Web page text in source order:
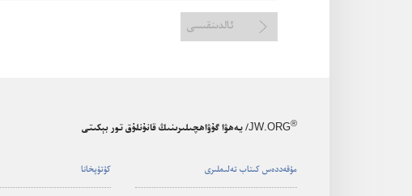
ئالدىنقىسى
JW.ORG® / يەھۋا گۇۋاھچىلىرىنىڭ قانۇنلۇق تور بېكىتى
مۇ‌قە‌ددە‌س كىتاب تە‌لىملىرى كۇ‌تۇ‌پخانا